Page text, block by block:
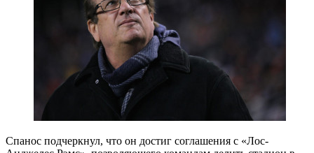
Спанос подчеркнул, что он достиг соглашения с «Лос-